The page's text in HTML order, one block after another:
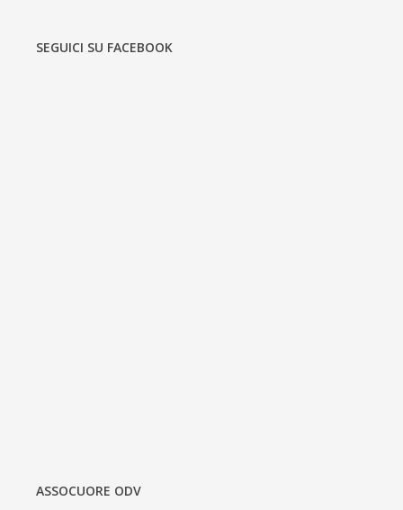
SEGUICI SU FACEBOOK
ASSOCUORE ODV